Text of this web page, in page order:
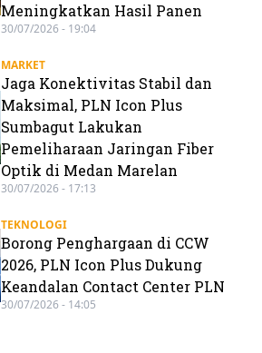
Meningkatkan Hasil Panen
30/07/2026 - 19:04
MARKET
Jaga Konektivitas Stabil dan
Maksimal, PLN Icon Plus
Sumbagut Lakukan
Pemeliharaan Jaringan Fiber
Optik di Medan Marelan
30/07/2026 - 17:13
TEKNOLOGI
Borong Penghargaan di CCW
2026, PLN Icon Plus Dukung
Keandalan Contact Center PLN
30/07/2026 - 14:05